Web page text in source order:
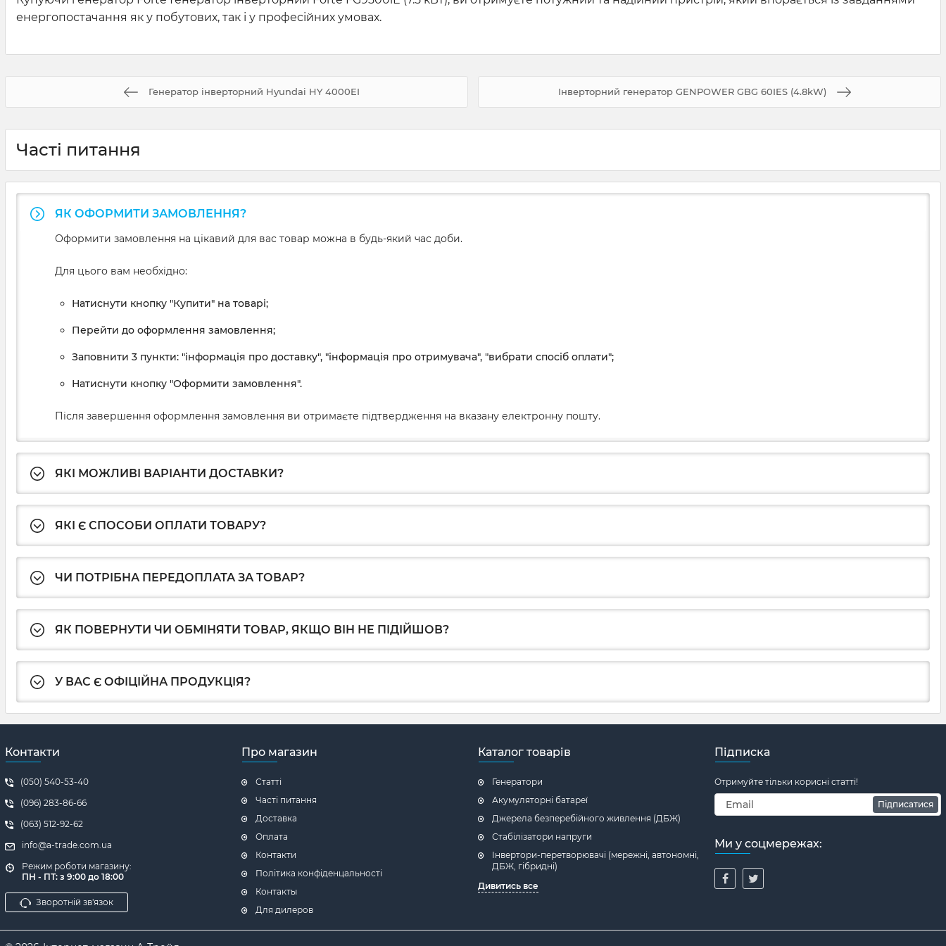
енергопостачання як у побутових, так і у професійних умовах.
Генератор інверторний Hyundai HY 4000EI Інверторний генератор GENPOWER GBG 60IES (4.8kW)
Часті питання
ЯК ОФОРМИТИ ЗАМОВЛЕННЯ?
Оформити замовлення на цікавий для вас товар можна в будь-який час доби.
Для цього вам необхідно:
Натиснути кнопку "Купити" на товарі;
Перейти до оформлення замовлення;
Заповнити 3 пункти: "інформація про доставку", "інформація про отримувача", "вибрати спосіб оплати";
Натиснути кнопку "Оформити замовлення".
Після завершення оформлення замовлення ви отримаєте підтвердження на вказану електронну пошту.
ЯКІ МОЖЛИВІ ВАРІАНТИ ДОСТАВКИ?
ЯКІ Є СПОСОБИ ОПЛАТИ ТОВАРУ?
ЧИ ПОТРІБНА ПЕРЕДОПЛАТА ЗА ТОВАР?
ЯК ПОВЕРНУТИ ЧИ ОБМІНЯТИ ТОВАР, ЯКЩО ВІН НЕ ПІДІЙШОВ?
У ВАС Є ОФІЦІЙНА ПРОДУКЦІЯ?
Контакти
(050) 540-53-40
(096) 283-86-66
(063) 512-92-62
info@a-trade.com.ua
Режим роботи магазину:
ПН - ПТ: з 9:00 до 18:00
Зворотній зв'язок
Про магазин
Статті
Часті питання
Доставка
Оплата
Контакти
Політика конфіденцальності
Контакты
Для дилеров
Каталог товарів
Генератори
Акумуляторні батареї
Джерела безперебійного живлення (ДБЖ)
Стабілізатори напруги
Інвертори-перетворювачі (мережні, автономні,
ДБЖ, гібридні)
Дивитись все
Підписка
Отримуйте тільки корисні статті!
Підписатися
Ми у соцмережах: